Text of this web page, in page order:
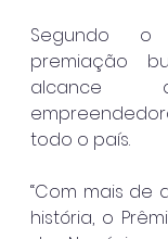
Segundo o
premiação
alcance
todo o país.
“Com mais de
história, o